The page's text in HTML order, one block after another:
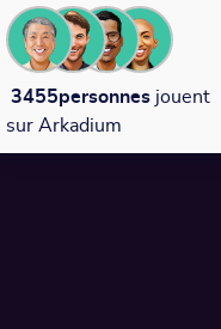
3455personnes jouent
sur Arkadium